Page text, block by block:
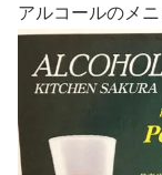
アルコールのメニ